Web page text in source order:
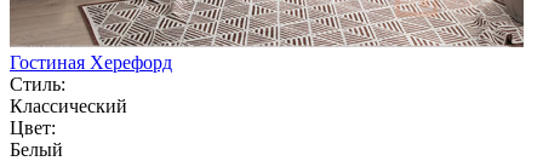
Гостиная Херефорд
Стиль:
Классический
Цвет:
Белый